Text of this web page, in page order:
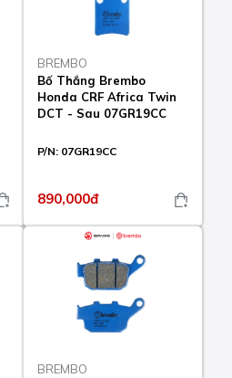
BREMBO
Bố Thắng Brembo
Honda CRF Africa Twin
DCT - Sau 07GR19CC
P/N: 07GR19CC
890,000đ
BREMBO